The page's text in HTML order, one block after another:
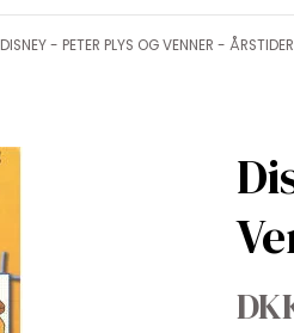
DISNEY - PETER PLYS OG VENNER - ÅRSTIDER